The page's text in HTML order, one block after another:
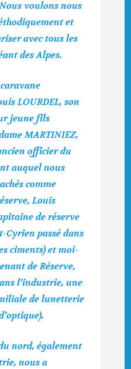
voulons nous
et
avec tous les
des Alpes.
LOURDEL, son
jeune fils
MARTINIEZ,
officier du
auquel nous
comme
Louis
de réserve
Cyrien passé dans
ciments) et moi-
de Réserve,
l’industrie, une
de lunetterie
nord, également
nous a